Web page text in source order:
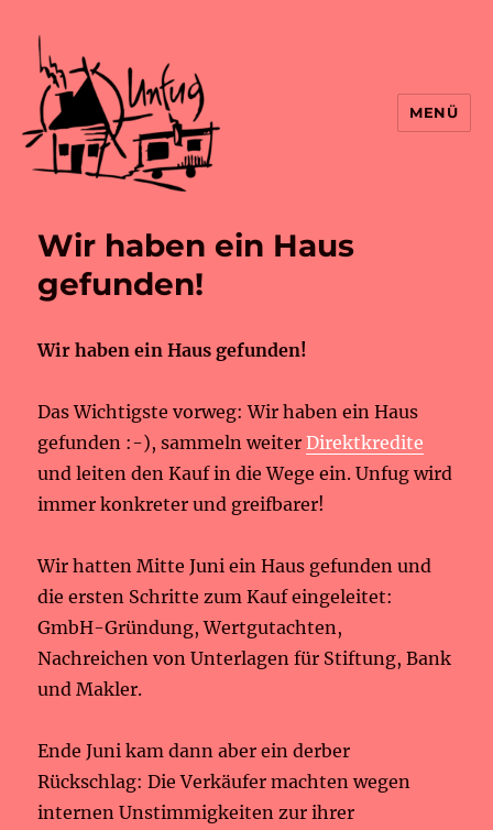
MENÜ
Wir haben ein Haus
gefunden!
Wir haben ein Haus gefunden!
Das Wichtigste vorweg: Wir haben ein Haus
gefunden :-), sammeln weiterDirektkredite
und leiten den Kauf in die Wege ein. Unfug wird
immer konkreter und greifbarer!
Wir hatten Mitte Juni ein Haus gefunden und
die ersten Schritte zum Kauf eingeleitet:
GmbH-Gründung, Wertgutachten,
Nachreichen von Unterlagen für Stiftung, Bank
und Makler.
Ende Juni kam dann aber ein derber
Rückschlag: Die Verkäufer machten wegen
internen Unstimmigkeiten zur ihrer